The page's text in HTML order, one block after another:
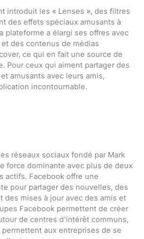
introduit les « Lenses », des filtres
des effets spéciaux amusants à
plateforme a élargi ses offres avec
des contenus de médias
ce qui en fait une source de
Pour ceux qui aiment partager des
amusants avec leurs amis,
incontournable.
réseaux sociaux fondé par Mark
force dominante avec plus de deux
actifs. Facebook offre une
pour partager des nouvelles, des
des mises à jour avec des amis et
Facebook permettent de créer
de centres d’intérêt communs,
aux entreprises de se